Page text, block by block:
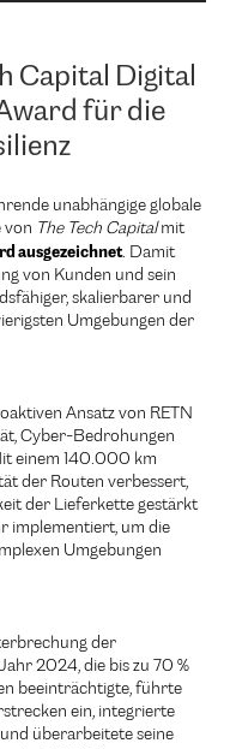
Capital Digital
für die
unabhängige globale
von The Tech Capitalmit
ausgezeichnet. Damit
von Kunden und sein
skalierbarer und
Umgebungen der
Ansatz von RETN
Cyber-Bedrohungen
einem 140.000 km
der Routen verbessert,
der Lieferkette gestärkt
implementiert, um die
Umgebungen
der
2024, die bis zu 70 %
beeinträchtigte, führte
ein, integrierte
überarbeitete seine